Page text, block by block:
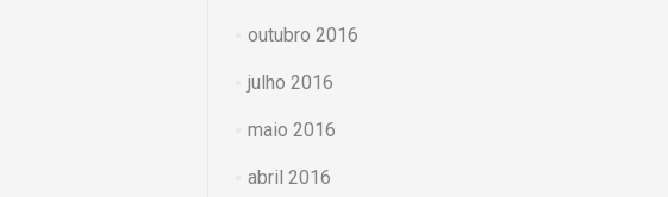
outubro 2016
julho 2016
maio 2016
abril 2016